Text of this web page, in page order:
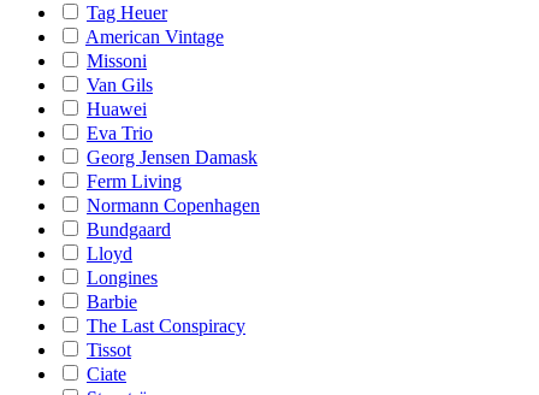
Tag Heuer
American Vintage
Missoni
Van Gils
Huawei
Eva Trio
Georg Jensen Damask
Ferm Living
Normann Copenhagen
Bundgaard
Lloyd
Longines
Barbie
The Last Conspiracy
Tissot
Ciate